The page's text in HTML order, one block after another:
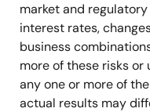
market and
interest rates,
business
more of these risks
any one or more of
actual results may